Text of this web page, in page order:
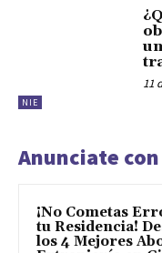
NIE
11
Anunciate
¡No Cometas
tu Residencia!
los 4 Mejores